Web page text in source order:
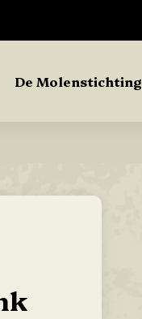
De Molenstichting